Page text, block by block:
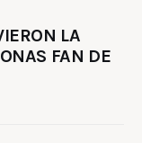
LA
FAN DE